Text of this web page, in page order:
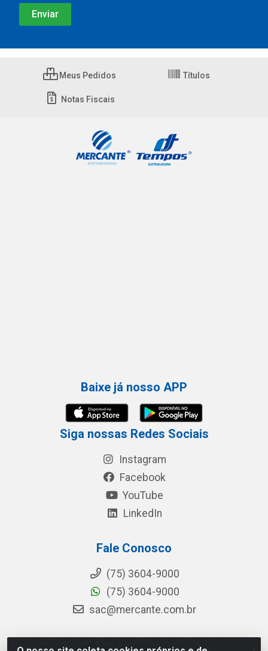
Meus Pedidos Títulos
Notas Fiscais
Baixe já nosso APP
Siga nossas Redes Sociais
Instagram
Facebook
YouTube
LinkedIn
Fale Conosco
(75) 3604-9000
(75) 3604-9000
sac@mercante.com.br